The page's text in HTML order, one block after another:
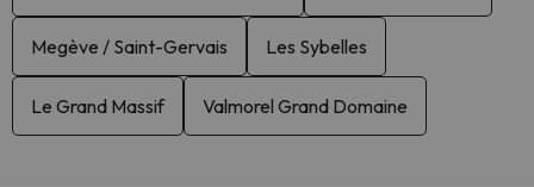
Megève / Saint-Gervais Les Sybelles
Le Grand Massif Valmorel Grand Domaine